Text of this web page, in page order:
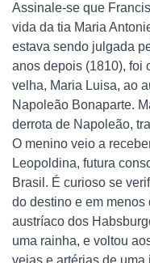
Assinale-se que
vida da tia Maria
estava sendo julgada
anos depois (1810), foi
velha, Maria Luisa, ao
Napoleão Bonaparte.
derrota de Napoleão,
O menino veio a
Leopoldina, futura
Brasil. É curioso se
do destino e em
austríaco dos
uma rainha, e voltou
veias e artérias de uma